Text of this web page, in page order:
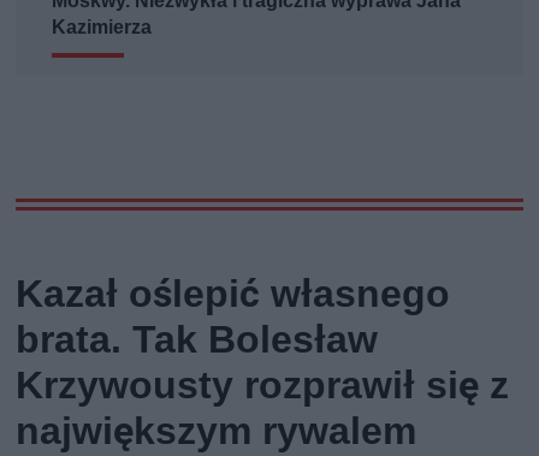
Kazimierza
Kazał oślepić własnego
brata. Tak Bolesław
Krzywousty rozprawił się z
największym rywalem